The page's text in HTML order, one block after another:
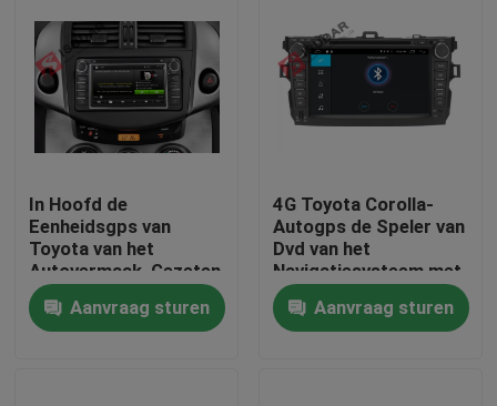
Huis
Producten
In Hoofd de
Eenheidsgps van
Toyota van het
Autovermaak, Gezeten
Nav Panle Grootte
200*100mm van
Toyota Prado
Aanvraag sturen
4G Toyota Corolla-
Autogps de Speler van
Dvd van het
Navigatiesysteem met
de Functie van TPMS
OBD Aanvraag sturen